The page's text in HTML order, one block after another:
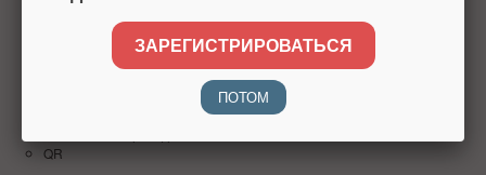
высокий рейтинг
доверие покупателей по всей России
Оплата
наличными при получении
QR
ЗАРЕГИСТРИРОВАТЬСЯ
ПОТОМ